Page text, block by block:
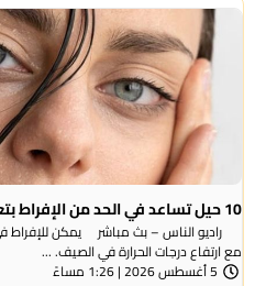
10 حيل تساعد في الحد من الإفراط بتعرق الوجه صيفاً
راديو الناس – بث مباشر يمكن للإفراط
مع ارتفاع درجات الحرارة في الصيف. ...
5 أغسطس 2026 | 1:26 مساءً